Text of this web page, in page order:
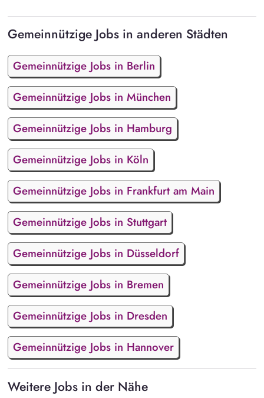
Gemeinnützige Jobs in anderen Städten
Gemeinnützige Jobs in Berlin
Gemeinnützige Jobs in München
Gemeinnützige Jobs in Hamburg
Gemeinnützige Jobs in Köln
Gemeinnützige Jobs in Frankfurt am Main
Gemeinnützige Jobs in Stuttgart
Gemeinnützige Jobs in Düsseldorf
Gemeinnützige Jobs in Bremen
Gemeinnützige Jobs in Dresden
Gemeinnützige Jobs in Hannover
Weitere Jobs in der Nähe